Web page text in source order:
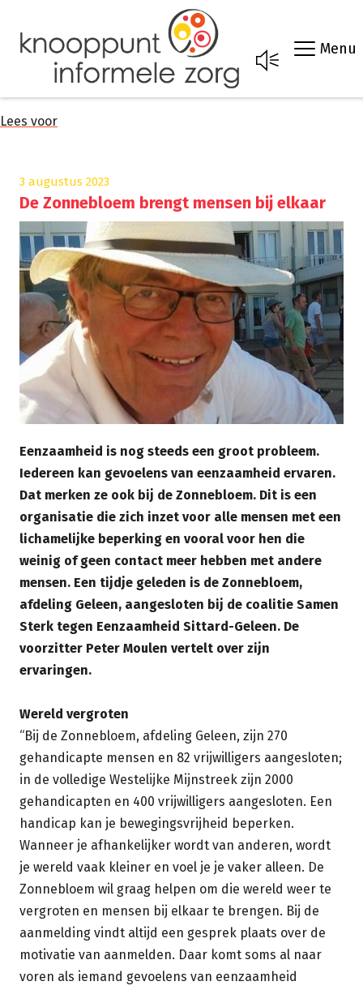
Menu
Lees voor
3 augustus 2023
De Zonnebloem brengt mensen bij elkaar
Eenzaamheid is nog steeds een groot probleem.
Iedereen kan gevoelens van eenzaamheid ervaren.
Dat merken ze ook bij de Zonnebloem. Dit is een
organisatie die zich inzet voor alle mensen met een
lichamelijke beperking en vooral voor hen die
weinig of geen contact meer hebben met andere
mensen. Een tijdje geleden is de Zonnebloem,
afdeling Geleen, aangesloten bij de coalitie Samen
Sterk tegen Eenzaamheid Sittard-Geleen. De
voorzitter Peter Moulen vertelt over zijn
ervaringen.
Wereld vergroten
“Bij de Zonnebloem, afdeling Geleen, zijn 270
gehandicapte mensen en 82 vrijwilligers aangesloten;
in de volledige Westelijke Mijnstreek zijn 2000
gehandicapten en 400 vrijwilligers aangesloten. Een
handicap kan je bewegingsvrijheid beperken.
Wanneer je afhankelijker wordt van anderen, wordt
je wereld vaak kleiner en voel je je vaker alleen. De
Zonnebloem wil graag helpen om die wereld weer te
vergroten en mensen bij elkaar te brengen. Bij de
aanmelding vindt altijd een gesprek plaats over de
motivatie van aanmelden. Daar komt soms al naar
voren als iemand gevoelens van eenzaamheid